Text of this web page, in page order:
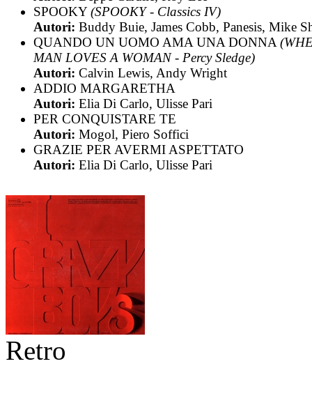
SPOOKY(SPOOKY - Classics IV)
Autori: Buddy Buie, James Cobb, Panesis, Mike
QUANDO UN UOMO AMA UNA DONNA
MAN LOVES A WOMAN - Percy Sledge)
Autori: Calvin Lewis, Andy Wright
ADDIO MARGARETHA
Autori: Elia Di Carlo, Ulisse Pari
PER CONQUISTARE TE
Autori: Mogol, Piero Soffici
GRAZIE PER AVERMI ASPETTATO
Autori: Elia Di Carlo, Ulisse Pari
Retro